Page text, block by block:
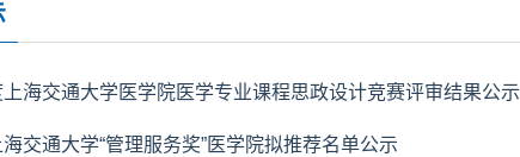
海交通大学医学院医学专业课程思政设计竞赛评审结果公示
交通大学“管理服务奖”医学院拟推荐名单公示